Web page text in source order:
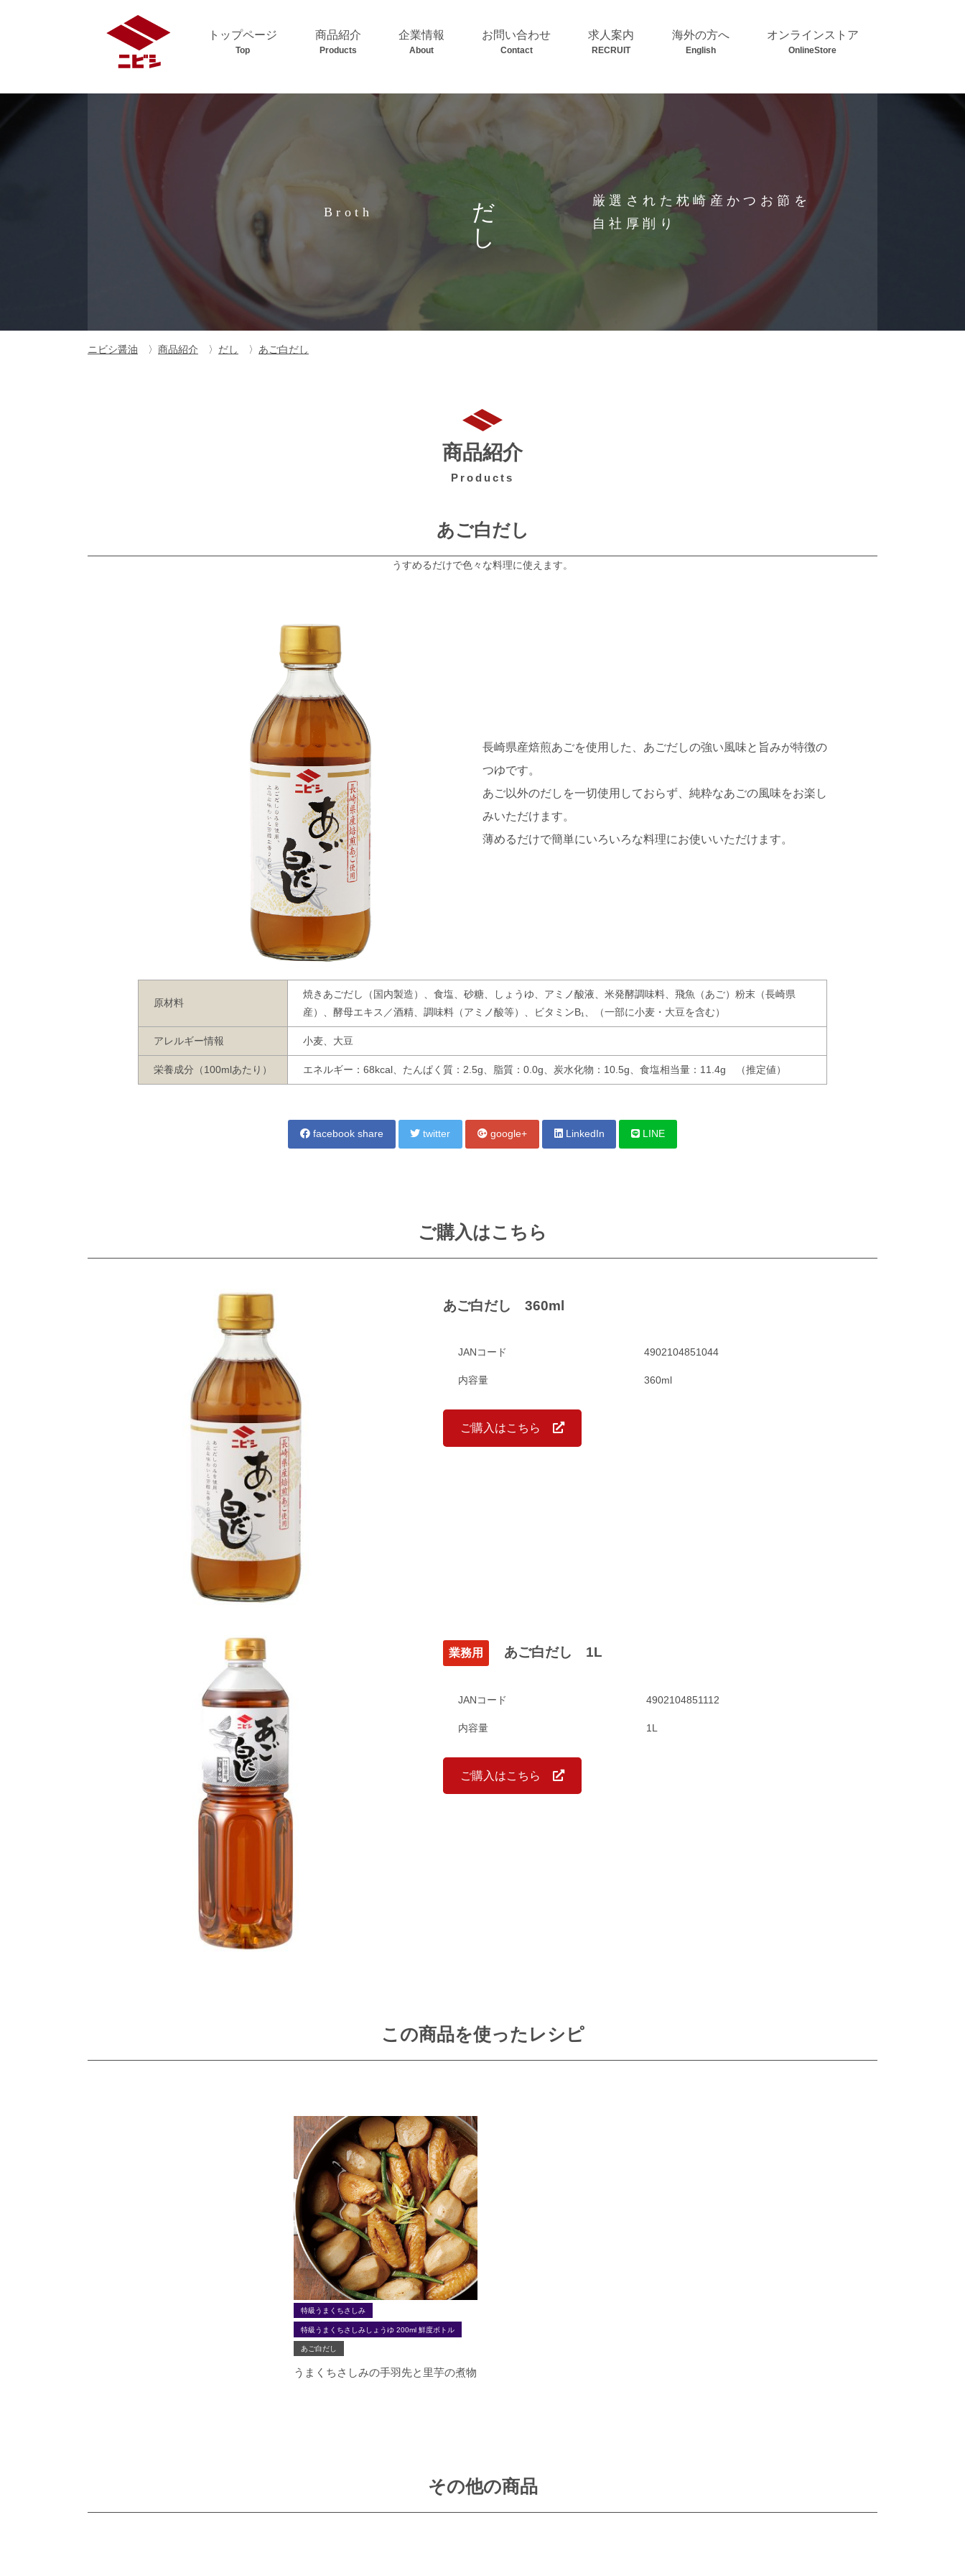
トップページ
Top
商品紹介
Products
企業情報
About
お問い合わせ
Contact
求人案内
RECRUIT
海外の方へ
English
オンラインストア
OnlineStore
だし
Broth
厳選された枕崎産かつお節を
自社厚削り
ニビシ醤油 商品紹介 だし あご白だし
商品紹介
Products
あご白だし
うすめるだけで色々な料理に使えます。
長崎県産焙煎あごを使用した、あごだしの強い風味と旨みが特徴の
つゆです。
あご以外のだしを一切使用しておらず、純粋なあごの風味をお楽し
みいただけます。
薄めるだけで簡単にいろいろな料理にお使いいただけます。
原材料
焼きあごだし（国内製造）、食塩、砂糖、しょうゆ、アミノ酸液、米発酵調味料、飛魚（あご）粉末（長崎県
産）、酵母エキス／酒精、調味料（アミノ酸等）、ビタミンB₁、（一部に小麦・大豆を含む）
アレルギー情報 小麦、大豆
栄養成分（100mlあたり） エネルギー：68kcal、たんぱく質：2.5g、脂質：0.0g、炭水化物：10.5g、食塩相当量：11.4g （推定値）
facebook share twitter google+ LinkedIn LINE
ご購入はこちら
あご白だし 360ml
JANコード 4902104851044
内容量 360ml
ご購入はこちら
業務用 あご白だし 1L
JANコード 4902104851112
内容量 1L
ご購入はこちら
この商品を使ったレシピ
特級うまくちさしみ
特級うまくちさしみしょうゆ 200ml 鮮度ボトル
あご白だし
うまくちさしみの手羽先と里芋の煮物
その他の商品